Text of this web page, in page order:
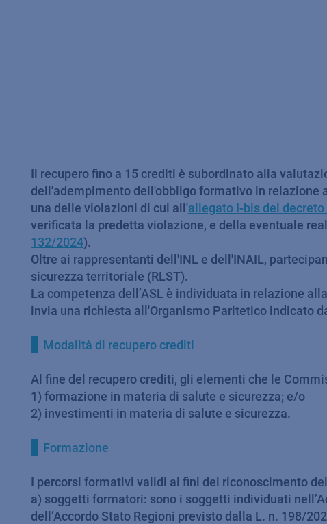
Il recupero fino a 15 crediti è subordinato alla
dell'adempimento dell'obbligo formativo in relazione
una delle violazioni di cui all'allegato I-bis del
verificata la predetta violazione, e della eventuale
132/2024).
Oltre ai rappresentanti dell'INL e dell'INAIL,
sicurezza territoriale (RLST).
La competenza dell’ASL è individuata in relazione
invia una richiesta all'Organismo Paritetico indicato
Modalità di recupero crediti
Al fine del recupero crediti, gli elementi che le
1) formazione in materia di salute e sicurezza; e/o
2) investimenti in materia di salute e sicurezza.
Formazione
I percorsi formativi validi ai fini del riconoscimento
a) soggetti formatori: sono i soggetti individuati
dell’Accordo Stato Regioni previsto dalla L. n. 198/